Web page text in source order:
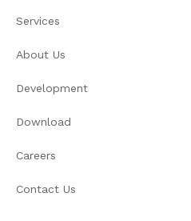
Services
About Us
Development
Download
Careers
Contact Us